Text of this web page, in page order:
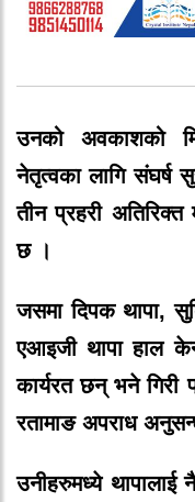
उनको अवकाशको
नेतृत्वका लागि संघर्ष
तीन प्रहरी अतिरिक्त
छ ।
जसमा दिपक थापा,
एआइजी थापा हाल
कार्यरत छन् भने गिरी
रतामाङ अपराध
उनीहरुमध्ये थापालाई